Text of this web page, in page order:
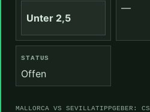
Unter 2,5
—
STATUS
Offen
MALLORCA VS SEVILLATIPPGEBER: CS